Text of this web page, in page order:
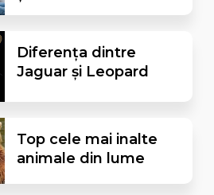
Diferența dintre
Jaguar și Leopard
Top cele mai inalte
animale din lume